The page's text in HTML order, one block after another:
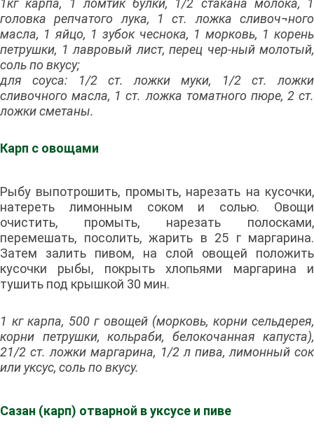
1кг карпа, 1 ломтик булки, 1/2 стакана молока, 1
головка репчатого лука, 1 ст. ложка сливоч¬ного
масла, 1 яйцо, 1 зубок чеснока, 1 морковь, 1 корень
петрушки, 1 лавровый лист, перец чер-ный молотый,
соль по вкусу;
для соуса: 1/2 ст. ложки муки, 1/2 ст. ложки
сливочного масла, 1 ст. ложка томатного пюре, 2 ст.
ложки сметаны.
Карп с овощами
Рыбу выпотрошить, промыть, нарезать на кусочки,
натереть лимонным соком и солью. Овощи
очистить, промыть, нарезать полосками,
перемешать, посолить, жарить в 25 г маргарина.
Затем залить пивом, на слой овощей положить
кусочки рыбы, покрыть хлопьями маргарина и
тушить под крышкой 30 мин.
1 кг карпа, 500 г овощей (морковь, корни сельдерея,
корни петрушки, кольраби, белокочанная капуста),
21/2 ст. ложки маргарина, 1/2 л пива, лимонный сок
или уксус, соль по вкусу.
Сазан (карп) отварной в уксусе и пиве